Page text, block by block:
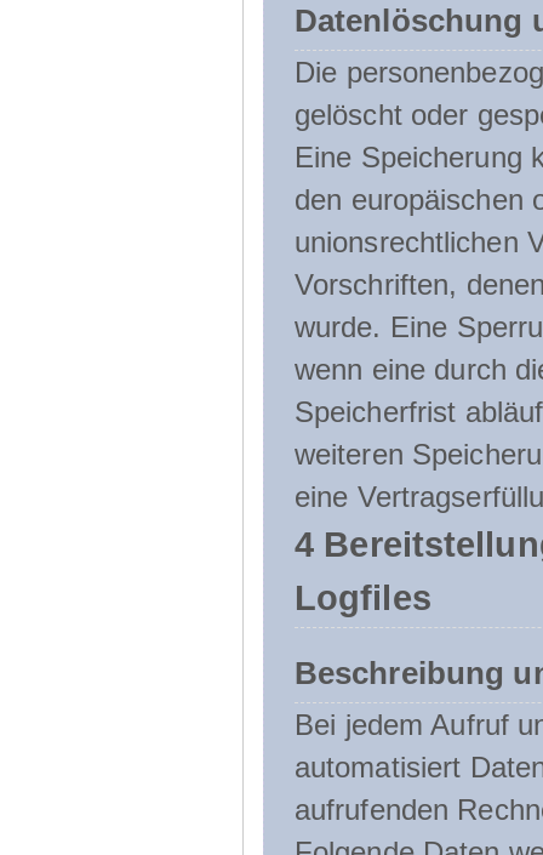
Datenlöschung
Die
gelöscht oder
Eine Speicherung
den europäischen
unionsrechtlichen
Vorschriften,
wurde. Eine
wenn eine durch
Speicherfrist
weiteren
eine
4
Logfiles
Beschreibung
Bei jedem Aufruf
automatisiert
aufrufenden